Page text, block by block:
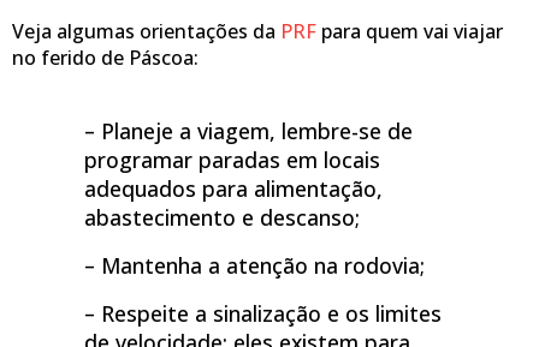
Veja algumas orientações da PRF para quem vai viajar
no ferido de Páscoa:
– Planeje a viagem, lembre-se de
programar paradas em locais
adequados para alimentação,
abastecimento e descanso;
– Mantenha a atenção na rodovia;
– Respeite a sinalização e os limites